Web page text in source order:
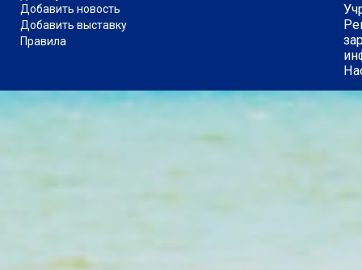
Добавить новость
Добавить выставку
Правила